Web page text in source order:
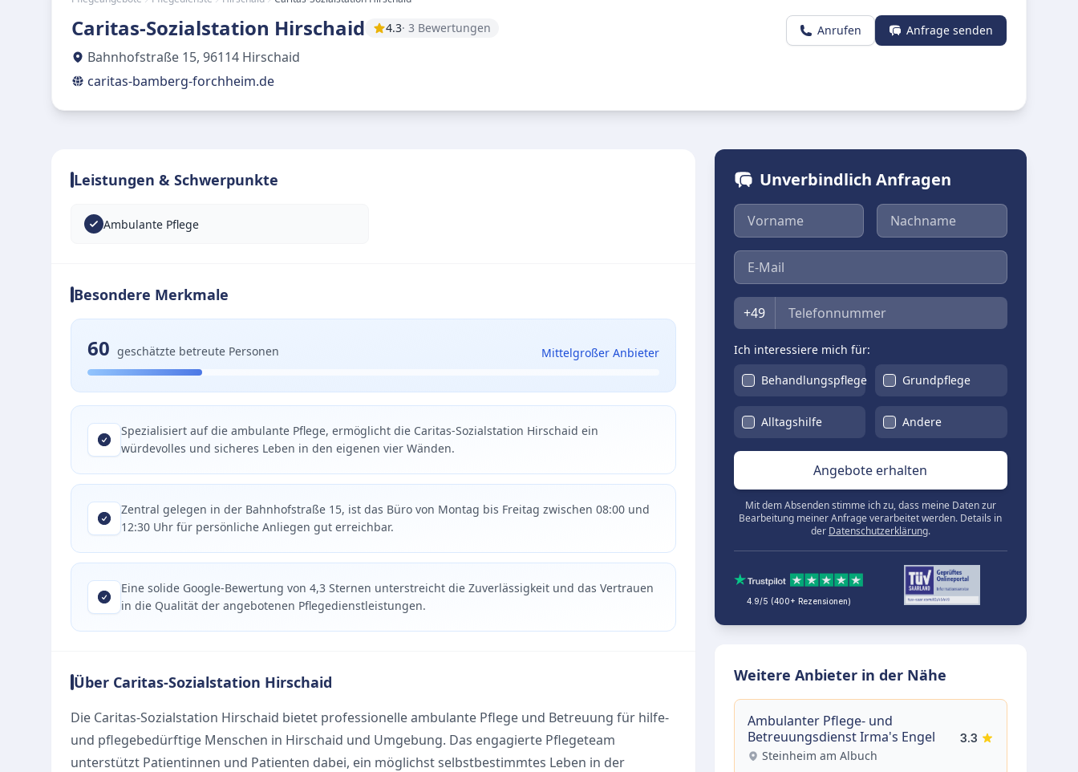
Caritas-Sozialstation Hirschaid 4.3· 3 Bewertungen
Bahnhofstraße 15, 96114 Hirschaid
caritas-bamberg-forchheim.de
Anrufen Anfrage senden
Leistungen & Schwerpunkte
Ambulante Pflege
Besondere Merkmale
60 geschätzte betreute Personen Mittelgroßer Anbieter
Spezialisiert auf die ambulante Pflege, ermöglicht die Caritas-Sozialstation Hirschaid ein
würdevolles und sicheres Leben in den eigenen vier Wänden.
Zentral gelegen in der Bahnhofstraße 15, ist das Büro von Montag bis Freitag zwischen 08:00 und
12:30 Uhr für persönliche Anliegen gut erreichbar.
Eine solide Google-Bewertung von 4,3 Sternen unterstreicht die Zuverlässigkeit und das Vertrauen
in die Qualität der angebotenen Pflegedienstleistungen.
Über Caritas-Sozialstation Hirschaid
Die Caritas-Sozialstation Hirschaid bietet professionelle ambulante Pflege und Betreuung für hilfe-
und pflegebedürftige Menschen in Hirschaid und Umgebung. Das engagierte Pflegeteam
unterstützt Patientinnen und Patienten dabei, ein möglichst selbstbestimmtes Leben in der
Unverbindlich Anfragen
Vorname Nachname
E-Mail
Telefon
+49
Ich interessiere mich für:
Behandlungspflege
Grundpflege
Alltagshilfe Andere
Angebote erhalten
Mit dem Absenden stimme ich zu, dass meine Daten zur
Bearbeitung meiner Anfrage verarbeitet werden. Details in
der Datenschutzerklärung.
4.9/5 (400+ Rezensionen)
Weitere Anbieter in der Nähe
Ambulanter Pflege- und
Betreuungsdienst Irma's Engel
Steinheim am Albuch
3.3